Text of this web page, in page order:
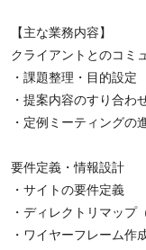
【主な業務内容】
クライアントとのコミ
・課題整理・目的設定
・提案内容のすり合わ
・定例ミーティングの
要件定義・情報設計
・サイトの要件定義
・ディレクトリマップ
・ワイヤーフレーム作